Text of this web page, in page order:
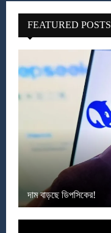
FEATURED POSTS
দাম বাড়ছে ডিপসিকের!